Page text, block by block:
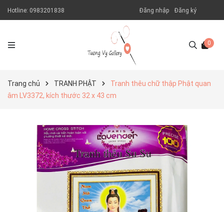
Hotline: 0983201838 Đăng nhập Đăng ký
0
Trang chủ TRANH PHẬT
Tranh thêu chữ thập Phật quan
âm LV3372, kích thước 32 x 43 cm